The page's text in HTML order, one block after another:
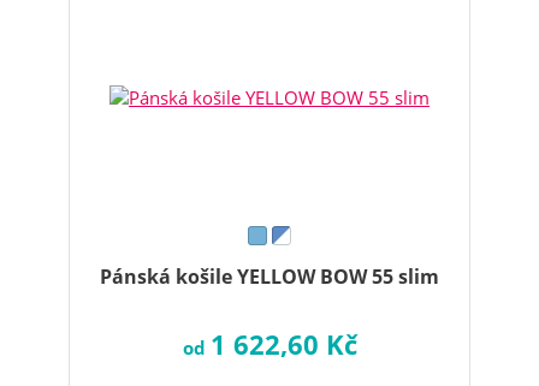
Pánská košile YELLOW BOW 55 slim
od 1 622,60 Kč